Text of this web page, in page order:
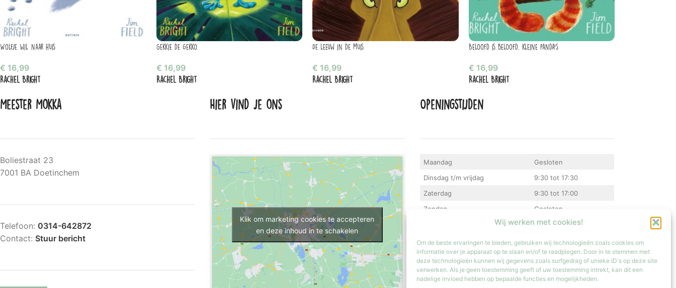
Wij werken met cookies!
Om de beste ervaringen te bieden, gebruiken wij technologieën zoals cookies om
informatie over je apparaat op te slaan en/of te raadplegen. Door in te stemmen met
deze technologieën kunnen wij gegevens zoals surfgedrag of unieke ID's op deze site
verwerken. Als je geen toestemming geeft of uw toestemming intrekt, kan dit een
nadelige invloed hebben op bepaalde functies en mogelijkheden.
Wolfje wil naar huis
€ 16,99
Rachel Bright
Gekkie de gekko
€ 16,99
Rachel Bright
De leeuw in de muis
€ 16,99
Rachel Bright
Beloofd is beloofd, kleine panda’s
€ 16,99
Rachel Bright
Meester Mokka
Boliestraat 23
7001 BA Doetinchem
Telefoon: 0314-642872
Contact: Stuur bericht
Hier vind je ons
Klik om marketing cookies te accepteren
en deze inhoud in te schakelen
Openingstijden
Maandag
Gesloten
Dinsdag t/m vrijdag
9:30 tot 17:30
Zaterdag
9:30 tot 17:00
Zondag
Gesloten
Iedere laatste zondag van de maand van 12:00 tot 17:00